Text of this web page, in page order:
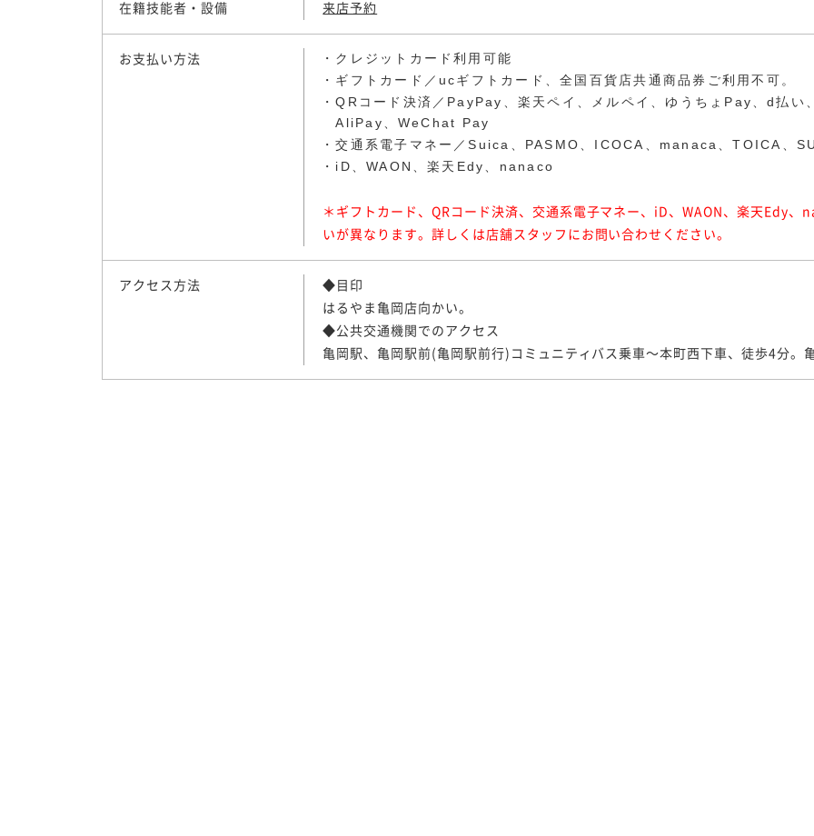
在籍技能者・設備 来店予約
お支払い方法
クレジットカード利用可能
ギフトカード／ucギフトカード、全国百貨店共通商品券ご利用不可。
QRコード決済／PayPay、楽天ペイ、メルペイ、ゆうちょPay、d払
AliPay、WeChat Pay
交通系電子マネー／Suica、PASMO、ICOCA、manaca、TOICA、
iD、WAON、楽天Edy、nanaco
＊ギフトカード、QRコード決済、交通系電子マネー、iD、WAON、楽天Edy、
いが異なります。詳しくは店舗スタッフにお問い合わせください。
アクセス方法
◆目印
はるやま亀岡店向かい。
◆公共交通機関でのアクセス
亀岡駅、亀岡駅前(亀岡駅前行)コミュニティバス乗車〜本町西下車、徒歩4分。